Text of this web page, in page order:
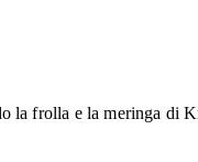
la frolla e la meringa di